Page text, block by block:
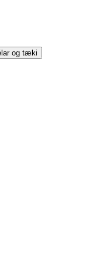
og tæki